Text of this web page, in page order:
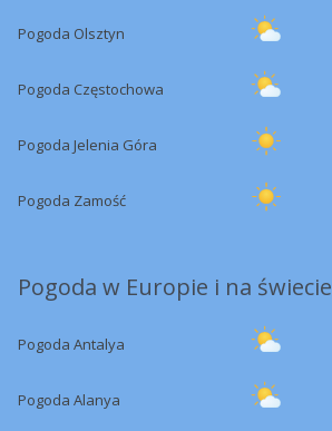
Pogoda Olsztyn
Pogoda Częstochowa
Pogoda Jelenia Góra
Pogoda Zamość
Pogoda w Europie i na świecie
Pogoda Antalya
Pogoda Alanya